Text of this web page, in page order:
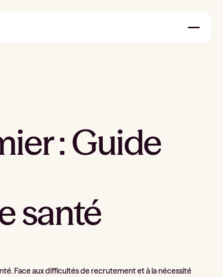
: Guide
santé
Face aux difficultés de recrutement et à la nécessité